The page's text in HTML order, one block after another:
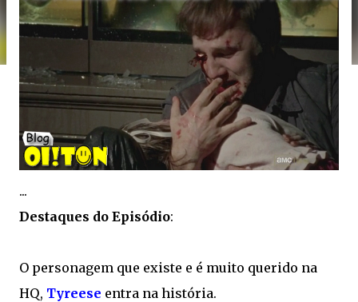
...
Destaques do Episódio:
O personagem que existe e é muito querido na
HQ, Tyreese entra na história.